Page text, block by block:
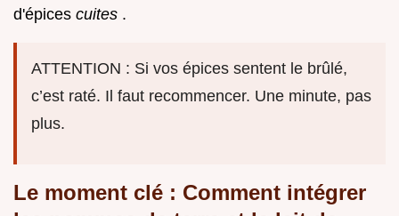
d'épices cuites .
ATTENTION : Si vos épices sentent le brûlé,
c’est raté. Il faut recommencer. Une minute, pas
plus.
Le moment clé : Comment intégrer